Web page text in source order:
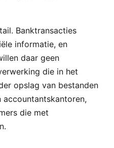
Banktransacties
informatie, en
daar geen
die in het
opslag van bestanden
die met